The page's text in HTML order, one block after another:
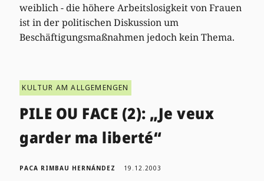
weiblich - die höhere Arbeitslosigkeit von Frauen
ist in der politischen Diskussion um
Beschäftigungsmaßnahmen jedoch kein Thema.
KULTUR AM ALLGEMENGEN
PILE OU FACE (2): „Je veux
garder ma liberté“
PACA RIMBAU HERNÁNDEZ 19.12.2003